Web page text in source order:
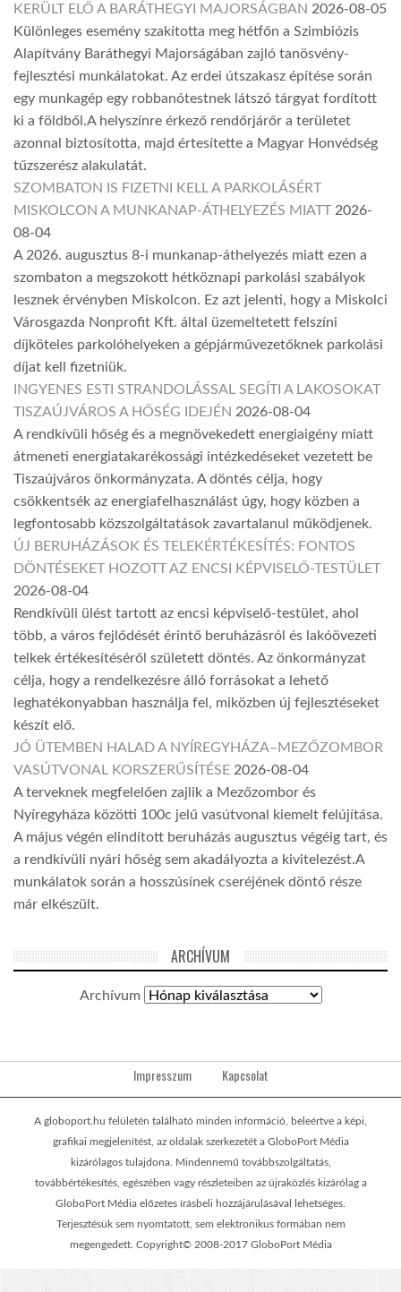
KERÜLT ELŐ A BARÁTHEGYI MAJORSÁGBAN 2026-08-05
Különleges esemény szakította meg hétfőn a Szimbiózis
Alapítvány Baráthegyi Majorságában zajló tanösvény-
fejlesztési munkálatokat. Az erdei útszakasz építése során
egy munkagép egy robbanótestnek látszó tárgyat fordított
ki a földből.A helyszínre érkező rendőrjárőr a területet
azonnal biztosította, majd értesítette a Magyar Honvédség
tűzszerész alakulatát.
SZOMBATON IS FIZETNI KELL A PARKOLÁSÉRT
MISKOLCON A MUNKANAP-ÁTHELYEZÉS MIATT 2026-
08-04
A 2026. augusztus 8-i munkanap-áthelyezés miatt ezen a
szombaton a megszokott hétköznapi parkolási szabályok
lesznek érvényben Miskolcon. Ez azt jelenti, hogy a Miskolci
Városgazda Nonprofit Kft. által üzemeltetett felszíni
díjköteles parkolóhelyeken a gépjárművezetőknek parkolási
díjat kell fizetniük.
INGYENES ESTI STRANDOLÁSSAL SEGÍTI A LAKOSOKAT
TISZAÚJVÁROS A HŐSÉG IDEJÉN 2026-08-04
A rendkívüli hőség és a megnövekedett energiaigény miatt
átmeneti energiatakarékossági intézkedéseket vezetett be
Tiszaújváros önkormányzata. A döntés célja, hogy
csökkentsék az energiafelhasználást úgy, hogy közben a
legfontosabb közszolgáltatások zavartalanul működjenek.
ÚJ BERUHÁZÁSOK ÉS TELEKÉRTÉKESÍTÉS: FONTOS
DÖNTÉSEKET HOZOTT AZ ENCSI KÉPVISELŐ-TESTÜLET
2026-08-04
Rendkívüli ülést tartott az encsi képviselő-testület, ahol
több, a város fejlődését érintő beruházásról és lakóövezeti
telkek értékesítéséről született döntés. Az önkormányzat
célja, hogy a rendelkezésre álló forrásokat a lehető
leghatékonyabban használja fel, miközben új fejlesztéseket
készít elő.
JÓ ÜTEMBEN HALAD A NYÍREGYHÁZA–MEZŐZOMBOR
VASÚTVONAL KORSZERŰSÍTÉSE 2026-08-04
A terveknek megfelelően zajlik a Mezőzombor és
Nyíregyháza közötti 100c jelű vasútvonal kiemelt felújítása.
A május végén elindított beruházás augusztus végéig tart, és
a rendkívüli nyári hőség sem akadályozta a kivitelezést.A
munkálatok során a hosszúsínek cseréjének döntő része
már elkészült.
ARCHÍVUM
Archívum
Impresszum Kapcsolat
A globoport.hu felületén található minden információ, beleértve a képi,
grafikai megjelenítést, az oldalak szerkezetét a GloboPort Média
kizárólagos tulajdona. Mindennemű továbbszolgáltatás,
továbbértékesítés, egészében vagy részleteiben az újraközlés kizárólag a
GloboPort Média előzetes írásbeli hozzájárulásával lehetséges.
Terjesztésük sem nyomtatott, sem elektronikus formában nem
megengedett. Copyright© 2008-2017 GloboPort Média